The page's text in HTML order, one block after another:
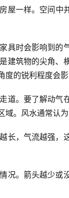
屋一样。空间
具时会影响到的
建筑物的尖角、
的锐利程度会影
道。要了解动气
域。风水通常认
长，气流越强，
况。箭头越少或